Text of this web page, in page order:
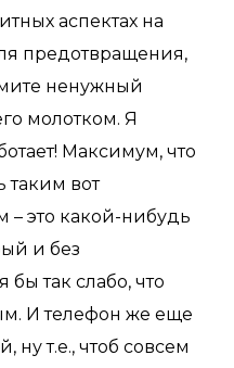
аспектах на
предотвращения,
ненужный
молотком. Я
Максимум, что
таким вот
– это какой-нибудь
и без
так слабо, что
И телефон же еще
ну т.е., чтоб совсем